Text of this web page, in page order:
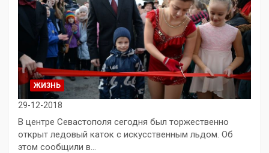
ЖИЗНЬ
29-12-2018
В центре Севастополя сегодня был торжественно
открыт ледовый каток с искусственным льдом. Об
этом сообщили в…